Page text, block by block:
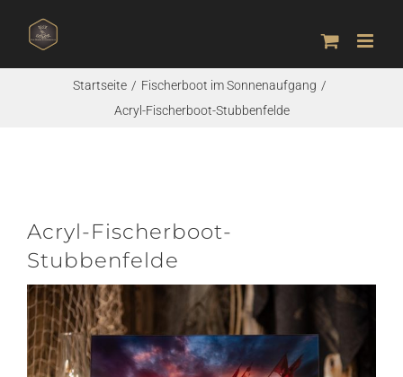
Inhalt
springen
Startseite
Fischerboot im Sonnenaufgang
Acryl-Fischerboot-Stubbenfelde
Acryl-Fischerboot-
Stubbenfelde